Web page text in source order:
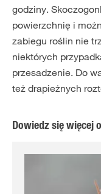
godziny.
powierzchnię i
zabiegu roślin nie
niektórych
przesadzenie. Do
też drapieżnych
Dowiedz się więcej